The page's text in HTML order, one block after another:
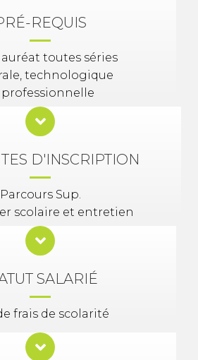
REQUIS
toutes séries
technologique
professionnelle
D'INSCRIPTION
Parcours Sup.
scolaire et entretien
SALARIÉ
frais de scolarité